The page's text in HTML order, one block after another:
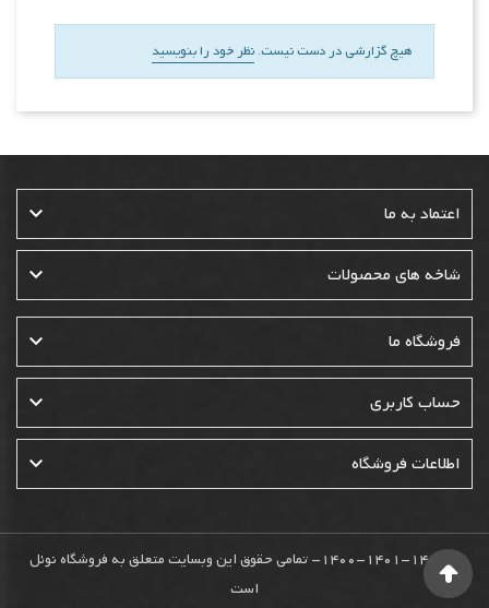
هیچ گزارشی در دست نیست. نظر خود را بنویسید
اعتماد به ما 
شاخه های محصولات 
فروشگاه ما 
حساب کاربری 
اطلاعات فروشگاه 
© 1400-1401-1402- تمامی حقوق این وبسایت متعلق به فروشگاه نوئل
است